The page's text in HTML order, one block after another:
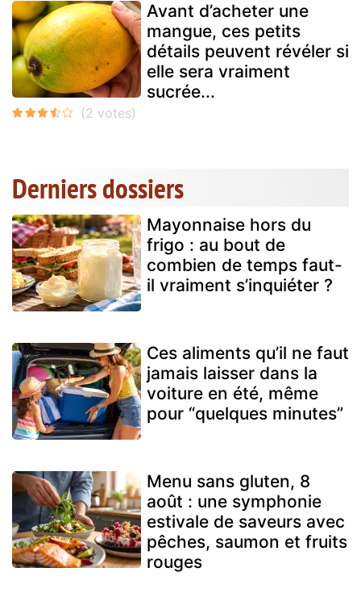
Avant d’acheter une
mangue, ces petits
détails peuvent révéler si
elle sera vraiment
sucrée...
Derniers dossiers
Mayonnaise hors du
frigo : au bout de
combien de temps faut-
il vraiment s’inquiéter ?
Ces aliments qu’il ne faut
jamais laisser dans la
voiture en été, même
pour “quelques minutes”
Menu sans gluten, 8
août : une symphonie
estivale de saveurs avec
pêches, saumon et fruits
rouges